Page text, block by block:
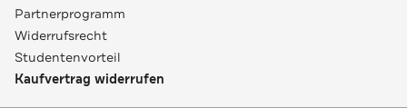
Partnerprogramm
Widerrufsrecht
Studentenvorteil
Kaufvertrag widerrufen